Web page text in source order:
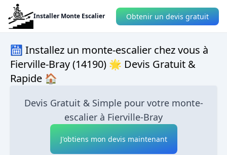
Installer Monte Escalier Obtenir un devis gratuit
🛗 Installez un monte-escalier chez vous à
Fierville-Bray (14190) 🌟 Devis Gratuit &
Rapide 🏠
Devis Gratuit & Simple pour votre monte-
escalier à Fierville-Bray
J'obtiens mon devis maintenant